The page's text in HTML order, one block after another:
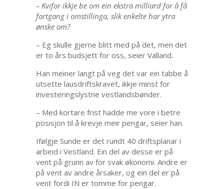
– Kvifor ikkje be om ein ekstra milliard for å få
fortgang i omstillinga, slik enkelte har ytra
ønske om?
– Eg skulle gjerne blitt med på det, men det
er to års budsjett for oss, seier Valland.
Han meiner langt på veg det var ein tabbe å
utsette lausdriftskravet, ikkje minst for
investeringslystne vestlandsbønder.
– Med kortare frist hadde me vore i betre
posisjon til å krevje meir pengar, seier han.
Ifølgje Sunde er det rundt 40 driftsplanar i
arbeid i Vestland. Ein del av desse er på
vent på grunn av for svak økonomi. Andre er
på vent av andre årsaker, og ein del er på
vent fordi IN er tomme for pengar.